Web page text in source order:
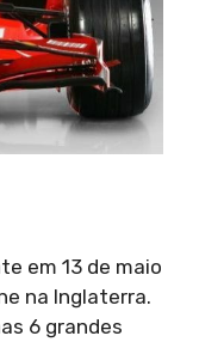
em 13 de maio
na Inglaterra.
6 grandes